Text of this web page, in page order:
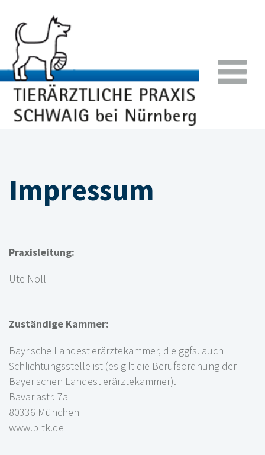
Impressum
Praxisleitung:
Ute Noll
Zuständige Kammer:
Bayrische Landestierärztekammer, die ggfs. auch
Schlichtungsstelle ist (es gilt die Berufsordnung der
Bayerischen Landestierärztekammer).
Bavariastr. 7a
80336 München
www.bltk.de